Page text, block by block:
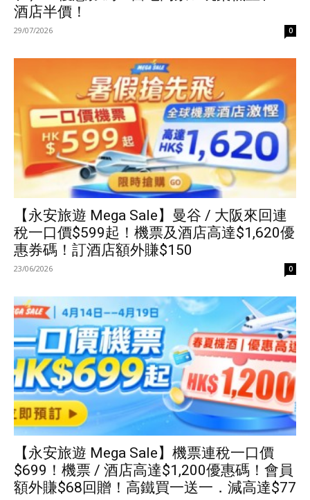
酒店半價！
29/07/2026 0
【永安旅遊 Mega Sale】曼谷 / 大阪來回連
稅一口價$599起！機票及酒店高達$1,620優
惠券碼！訂酒店額外賺$150
23/06/2026 0
【永安旅遊 Mega Sale】機票連稅一口價
$699！機票 / 酒店高達$1,200優惠碼！會員
額外賺$68回贈！高鐵買一送一．減高達$77